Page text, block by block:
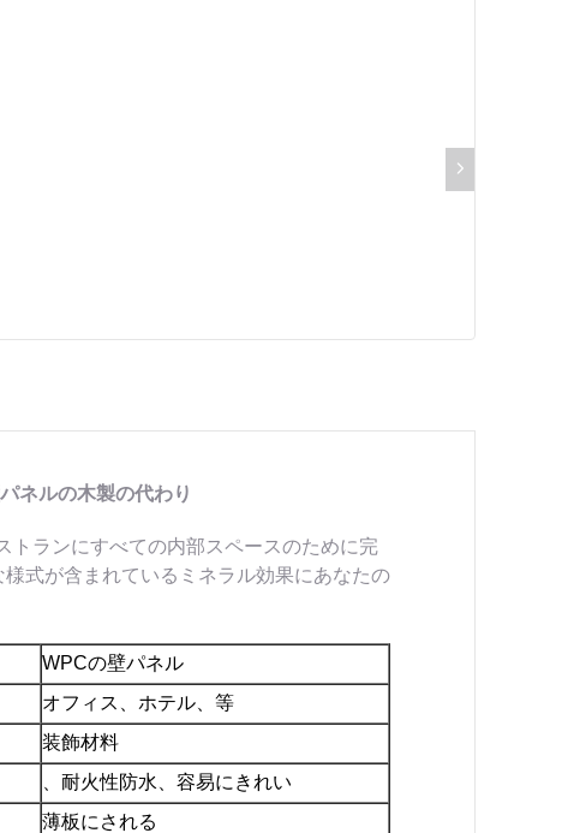
ネルの木製の代わり
トランにすべての内部スペースのために完
式が含まれているミネラル効果にあなたの
WPCの壁パネル
オフィス、ホテル、等
装飾材料
、耐火性防水、容易にきれい
薄板にされる